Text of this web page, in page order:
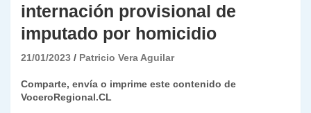
internación provisional de
imputado por homicidio
21/01/2023 Patricio Vera Aguilar
Comparte, envía o imprime este contenido de
VoceroRegional.CL